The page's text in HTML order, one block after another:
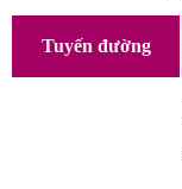
Tuyến đường